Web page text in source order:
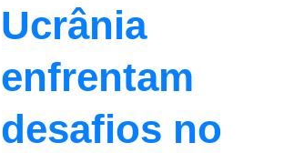
Ucrânia
enfrentam
desafios no